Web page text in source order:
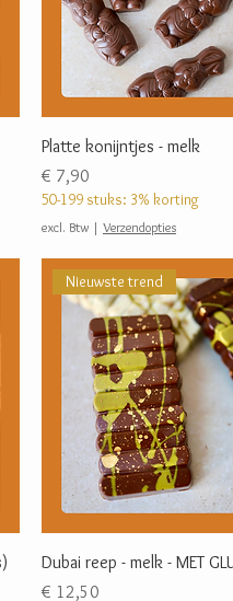
Platte konijntjes - melk
Prijs
€ 7,90
50-199 stuks: 3% korting
excl. Btw | Verzendopties
Nieuwste trend
Dubai reep - melk - MET
Prijs
€ 12,50